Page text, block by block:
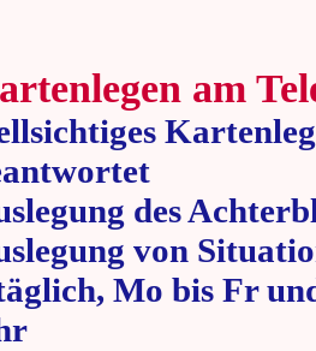
am
des
von
Mo bis Fr
» 80